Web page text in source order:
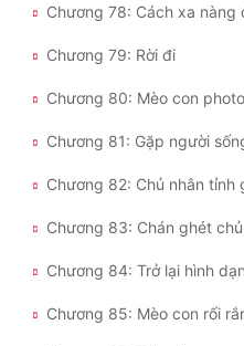
Chương 78: Cách xa nàng
Chương 79: Rời đi
Chương 80: Mèo con
Chương 81: Gặp người
Chương 82: Chủ nhân tỉnh
Chương 83: Chán ghét
Chương 84: Trở lại hình
Chương 85: Mèo con rối